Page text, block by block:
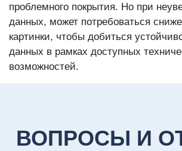
проблемного покрытия. Но при
данных, может потребоваться
картинки, чтобы добиться
данных в рамках доступных
возможностей.
ВОПРОСЫ И